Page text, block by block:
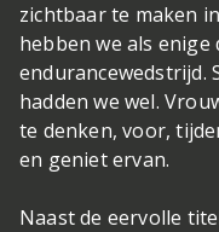
zichtbaar te maken
hebben we als enige
endurancewedstrijd.
hadden we wel.
te denken, voor,
en geniet ervan.
Naast de eervolle